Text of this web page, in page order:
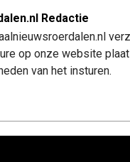
Redactie
op onze website
van het insturen.